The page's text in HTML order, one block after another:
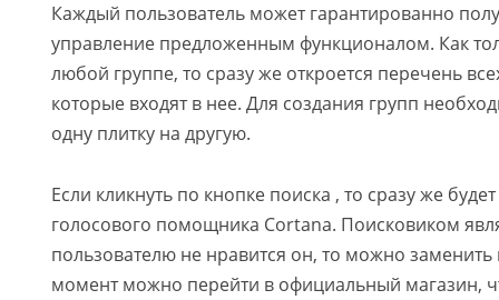
Каждый пользователь может гарантированно
управление предложенным функционалом. Как
любой группе, то сразу же откроется перечень
которые входят в нее. Для создания групп
одну плитку на другую.
Если кликнуть по кнопке поиска , то сразу же
голосового помощника Cortana. Поисковиком
пользователю не нравится он, то можно
момент можно перейти в официальный магазин,